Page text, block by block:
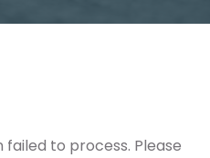
to process. Please